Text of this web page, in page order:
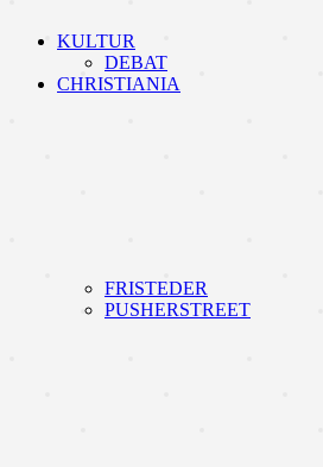
KULTUR
DEBAT
CHRISTIANIA
FRISTEDER
PUSHERSTREET